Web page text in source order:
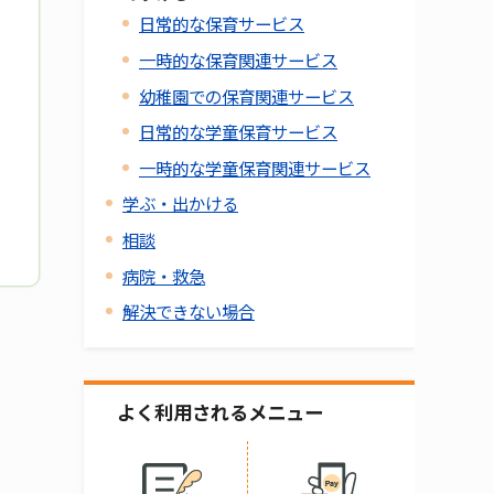
日常的な保育サービス
一時的な保育関連サービス
幼稚園での保育関連サービス
日常的な学童保育サービス
一時的な学童保育関連サービス
学ぶ・出かける
相談
病院・救急
解決できない場合
よく利用されるメニュー